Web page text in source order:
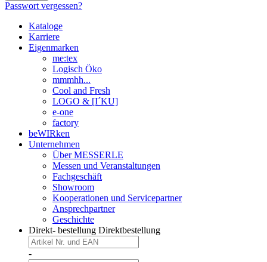
Passwort vergessen?
Kataloge
Karriere
Eigenmarken
me:tex
Logisch Öko
mmmhh...
Cool and Fresh
LOGO & [I´KU]
e-one
factory
beWIRken
Unternehmen
Über MESSERLE
Messen und Veranstaltungen
Fachgeschäft
Showroom
Kooperationen und Servicepartner
Ansprechpartner
Geschichte
Direkt- bestellung Direktbestellung
-